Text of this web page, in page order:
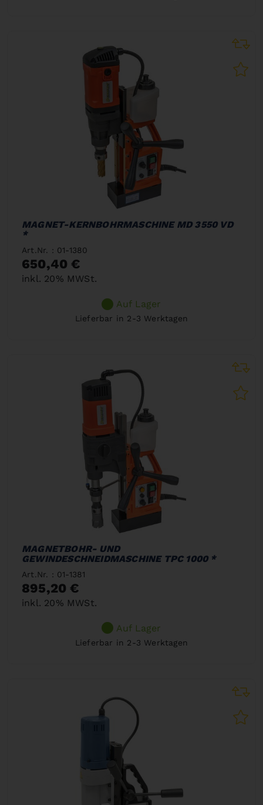
MAGNET-KERNBOHRMASCHINE MD 3550 VD
*
Art.Nr. : 01-1380
650,40 €
inkl. 20% MWSt.
Auf Lager
Lieferbar in 2-3 Werktagen
MAGNETBOHR- UND
GEWINDESCHNEIDMASCHINE TPC 1000 *
Art.Nr. : 01-1381
895,20 €
inkl. 20% MWSt.
Auf Lager
Lieferbar in 2-3 Werktagen